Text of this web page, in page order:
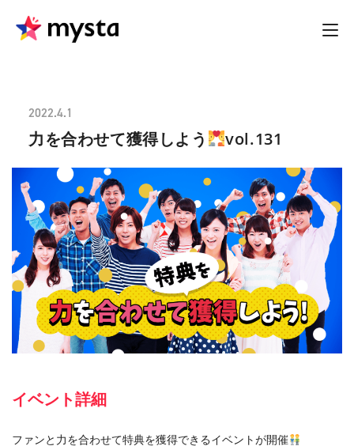
2022.4.1
力を合わせて獲得しよう vol.131
イベント詳細
ファンと力を合わせて特典を獲得できるイベントが開催